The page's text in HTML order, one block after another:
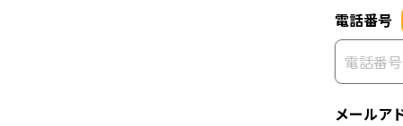
電話番号
メールア